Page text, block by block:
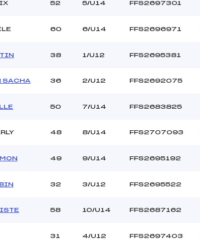
196.3200
52 5/U14 FFS2697301
60 6/U14 FFS2696971
38 1/U12 FFS2695381
SACHA 36 2/U12 FFS2692075
50 7/U14 FFS2683825
48 8/U14 FFS2707093
49 9/U14 FFS2695192
32 3/U12 FFS2695522
58 10/U14 FFS2687162
31 4/U12 FFS2697403